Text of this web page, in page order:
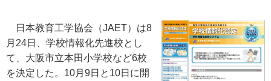
日本教育工学協会（JAET）は8
月24日、学校情報化先進校とし
て、大阪市立本田小学校など6校
を決定した。10月9日と10日に開